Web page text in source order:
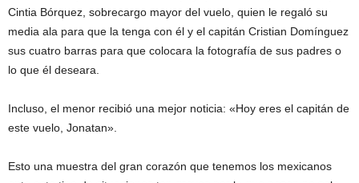
Cintia Bórquez, sobrecargo mayor del vuelo, quien le regaló su
media ala para que la tenga con él y el capitán Cristian Domínguez
sus cuatro barras para que colocara la fotografía de sus padres o
lo que él deseara.
Incluso, el menor recibió una mejor noticia: «Hoy eres el capitán de
este vuelo, Jonatan».
Esto una muestra del gran corazón que tenemos los mexicanos